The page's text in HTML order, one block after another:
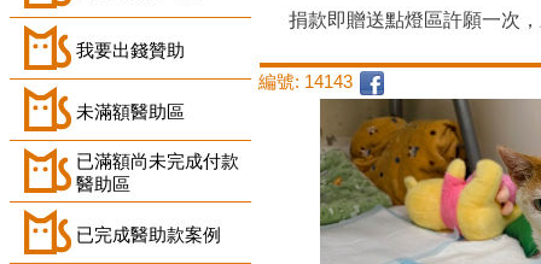
我要出錢贊助
未滿額醫助區
已滿額尚未完成付款
醫助區
已完成醫助款案例
捐款即贈送點燈區許願一次
編號: 14143